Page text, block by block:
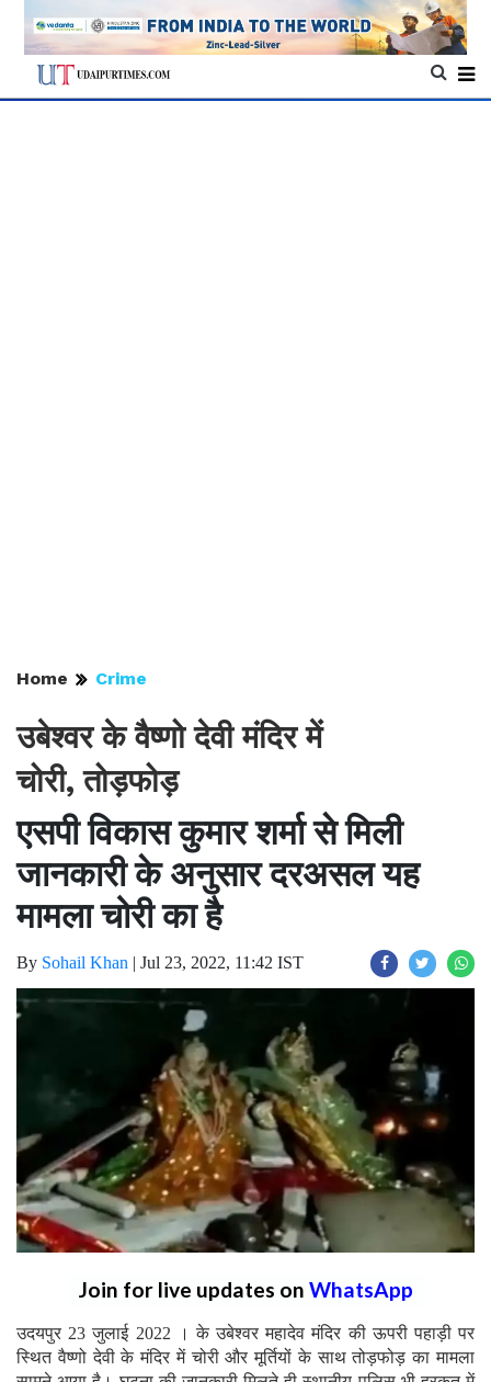
Home Crime
उबेश्वर के वैष्णो देवी मंदिर में
चोरी, तोड़फोड़
एसपी विकास कुमार शर्मा से मिली
जानकारी के अनुसार दरअसल यह
मामला चोरी का है
By Sohail Khan | Jul 23, 2022, 11:42 IST
Join for live updates on WhatsApp
उदयपुर 23 जुलाई 2022 । के उबेश्वर महादेव मंदिर की ऊपरी पहाड़ी पर
स्थित वैष्णो देवी के मंदिर में चोरी और मूर्तियों के साथ तोड़फोड़ का मामला